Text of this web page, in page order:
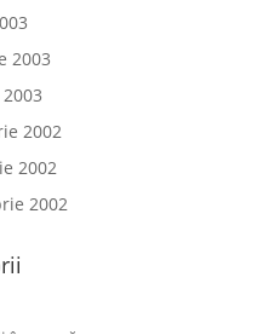
2003
2002
2002
2002